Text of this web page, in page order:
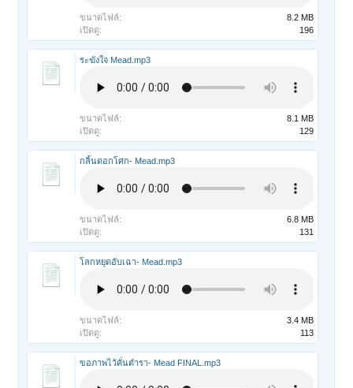
ขนาดไฟล์:
8.2 MB
เปิดดู:
196
ระฆังใจ Mead.mp3
ขนาดไฟล์:
8.1 MB
เปิดดู:
129
กลิ้นดอกโศก- Mead.mp3
ขนาดไฟล์:
6.8 MB
เปิดดู:
131
โลกหยุดอับเฉา- Mead.mp3
ขนาดไฟล์:
3.4 MB
เปิดดู:
113
ขอภาพไว้คั่นตำรา- Mead FINAL.mp3